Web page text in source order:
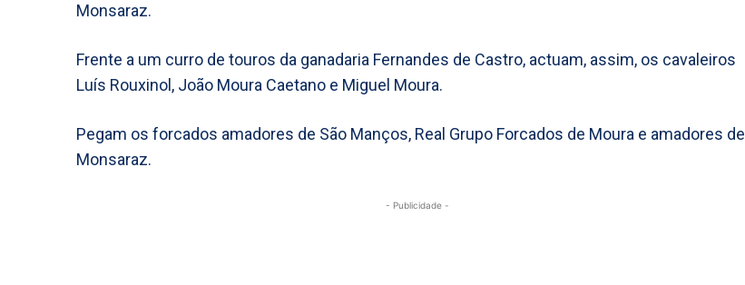
Monsaraz.
Frente a um curro de touros da ganadaria Fernandes de Castro, actuam, assim, os cavaleiros
Luís Rouxinol, João Moura Caetano e Miguel Moura.
Pegam os forcados amadores de São Manços, Real Grupo Forcados de Moura e amadores de
Monsaraz.
- Publicidade -